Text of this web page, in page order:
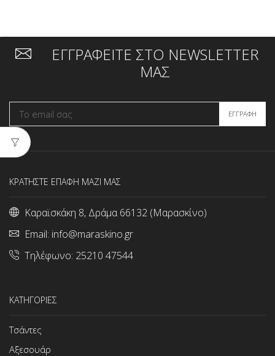
ΕΓΓΡΑΦΕΙΤΕ ΣΤΟ NEWSLETTER
ΜΑΣ
ΚΡΑΤΗΣΤΕ ΕΠΑΦΗ ΜΑΖΙ ΜΑΣ
Καραϊσκάκη 8, Δράμα 66132 (Μαρασκίνο)
Email: info@maraskino.gr
Τηλέφωνο: 25210 47544
ΚΑΤΗΓΟΡΙΕΣ
Τσάντες
Αξεσουάρ